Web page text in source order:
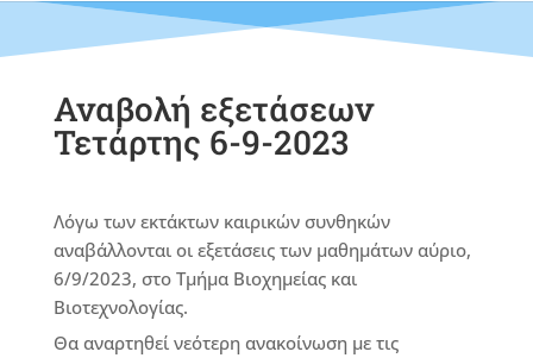
Αναβολή εξετάσεων
Τετάρτης 6-9-2023
Λόγω των εκτάκτων καιρικών συνθηκών
αναβάλλονται οι εξετάσεις των μαθημάτων αύριο,
6/9/2023, στο Τμήμα Βιοχημείας και
Βιοτεχνολογίας.
Θα αναρτηθεί νεότερη ανακοίνωση με τις